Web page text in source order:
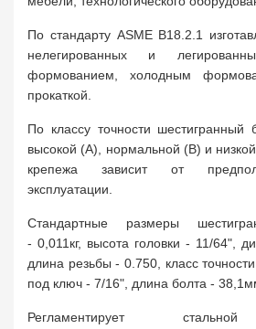
По стандарту ASME B18.2.1
нелегированных и
формованием, холодным
прокаткой.
По классу точности шестигранный
высокой (A), нормальной (B) и
крепежа зависит от
эксплуатации.
Стандартные размеры
- 0,011кг, высота головки - 11/64",
длина резьбы - 0.750, класс
под ключ - 7/16", длина болта -
Регламентирует